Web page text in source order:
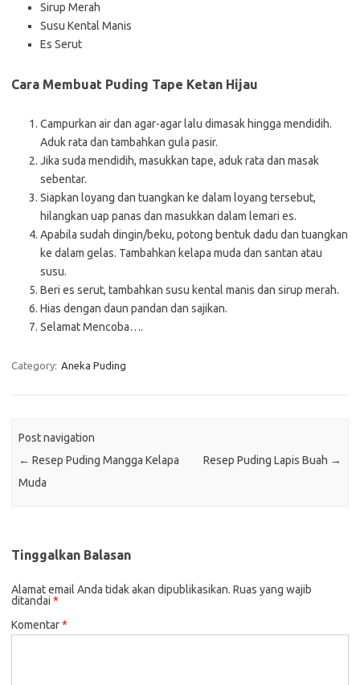
Sirup Merah
Susu Kental Manis
Es Serut
Cara Membuat Puding Tape Ketan Hijau
Campurkan air dan agar-agar lalu dimasak hingga mendidih.
Aduk rata dan tambahkan gula pasir.
Jika suda mendidih, masukkan tape, aduk rata dan masak
sebentar.
Siapkan loyang dan tuangkan ke dalam loyang tersebut,
hilangkan uap panas dan masukkan dalam lemari es.
Apabila sudah dingin/beku, potong bentuk dadu dan tuangkan
ke dalam gelas. Tambahkan kelapa muda dan santan atau
susu.
Beri es serut, tambahkan susu kental manis dan sirup merah.
Hias dengan daun pandan dan sajikan.
Selamat Mencoba….
Category: Aneka Puding
Post navigation
← Resep Puding Mangga Kelapa
Muda
Resep Puding Lapis Buah →
Tinggalkan Balasan
Alamat email Anda tidak akan dipublikasikan. Ruas yang wajib
ditandai *
Komentar*